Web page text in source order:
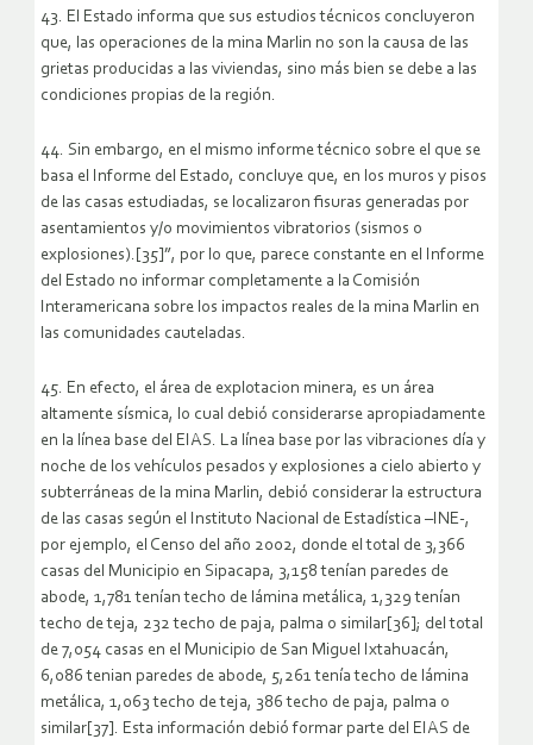
43. El Estado informa que sus estudios técnicos concluyeron
que, las operaciones de la mina Marlin no son la causa de las
grietas producidas a las viviendas, sino más bien se debe a las
condiciones propias de la región.
44. Sin embargo, en el mismo informe técnico sobre el que se
basa el Informe del Estado, concluye que, en los muros y pisos
de las casas estudiadas, se localizaron fisuras generadas por
asentamientos y/o movimientos vibratorios (sismos o
explosiones).[35]”, por lo que, parece constante en el Informe
del Estado no informar completamente a la Comisión
Interamericana sobre los impactos reales de la mina Marlin en
las comunidades cauteladas.
45. En efecto, el área de explotacion minera, es un área
altamente sísmica, lo cual debió considerarse apropiadamente
en la línea base del EIAS. La línea base por las vibraciones día y
noche de los vehículos pesados y explosiones a cielo abierto y
subterráneas de la mina Marlin, debió considerar la estructura
de las casas según el Instituto Nacional de Estadística –INE-,
por ejemplo, el Censo del año 2002, donde el total de 3,366
casas del Municipio en Sipacapa, 3,158 tenían paredes de
abode, 1,781 tenían techo de lámina metálica, 1,329 tenían
techo de teja, 232 techo de paja, palma o similar[36]; del total
de 7,054 casas en el Municipio de San Miguel Ixtahuacán,
6,086 tenian paredes de abode, 5,261 tenía techo de lámina
metálica, 1,063 techo de teja, 386 techo de paja, palma o
similar[37]. Esta información debió formar parte del EIAS de